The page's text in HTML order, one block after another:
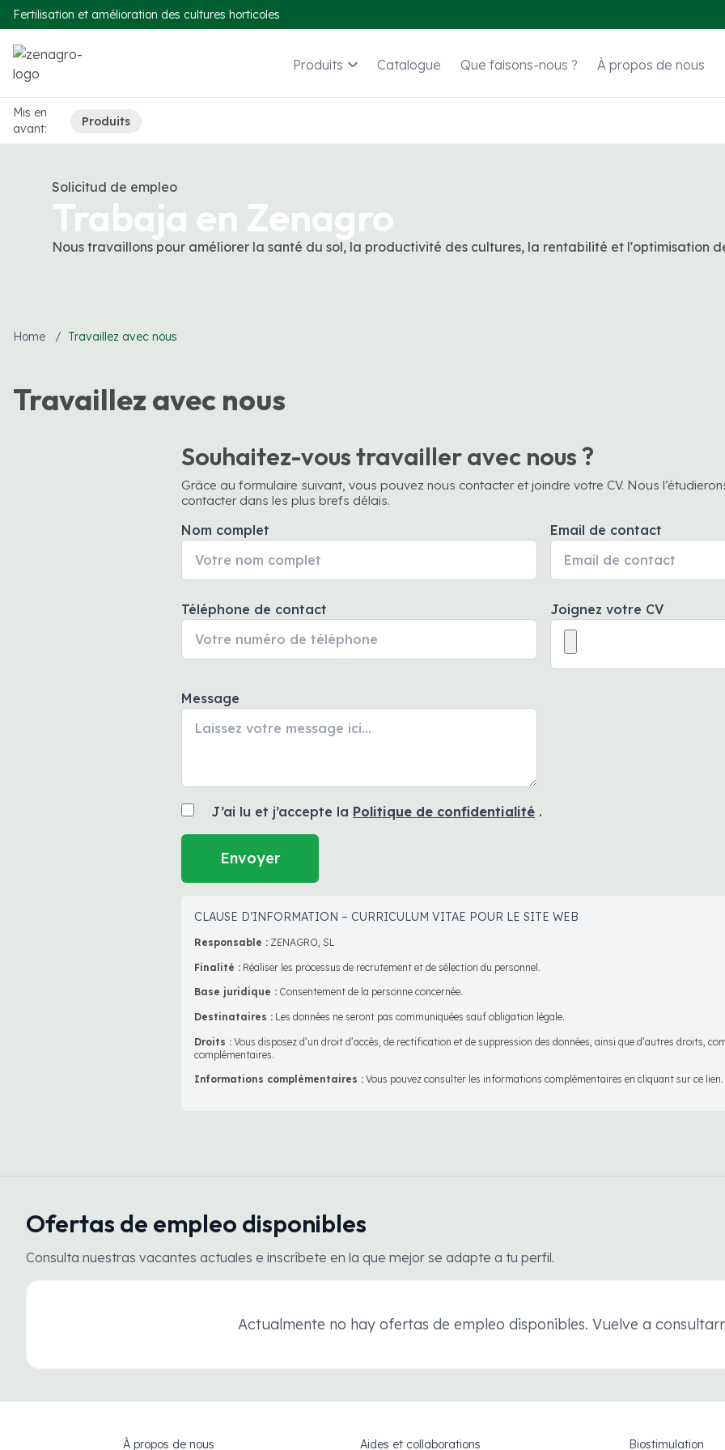
Fertilisation et amélioration des cultures horticoles
Produits Catalogue Que faisons-nous ? À propos de nous
Mis en
avant:
Produits
Solicitud de empleo
Trabaja en Zenagro
Nous travaillons pour améliorer la santé du sol, la productivité des cultures, la rentabilité et l'optimisation
Home / Travaillez avec nous
Travaillez avec nous
Souhaitez-vous travailler avec nous ?
Grâce au formulaire suivant, vous pouvez nous contacter et joindre votre CV. Nous
contacter dans les plus brefs délais.
Nom complet Email de contact
Téléphone de contact Joignez votre CV
Message
J’ai lu et j’accepte la Politique de confidentialité .
CLAUSE D’INFORMATION – CURRICULUM VITAE POUR LE SITE WEB
Responsable : ZENAGRO, SL
Finalité : Réaliser les processus de recrutement et de sélection du personnel.
Base juridique : Consentement de la personne concernée.
Destinataires : Les données ne seront pas communiquées sauf obligation légale.
Droits : Vous disposez d’un droit d’accès, de rectification et de suppression des données, ainsi que d’autres droits,
complémentaires.
Informations complémentaires : Vous pouvez consulter les informations complémentaires en cliquant sur ce lien.
Ofertas de empleo disponibles
Consulta nuestras vacantes actuales e inscríbete en la que mejor se adapte a tu perfil.
Actualmente no hay ofertas de empleo disponibles. Vuelve a
À propos de nous Aides et collaborations Biostimulation